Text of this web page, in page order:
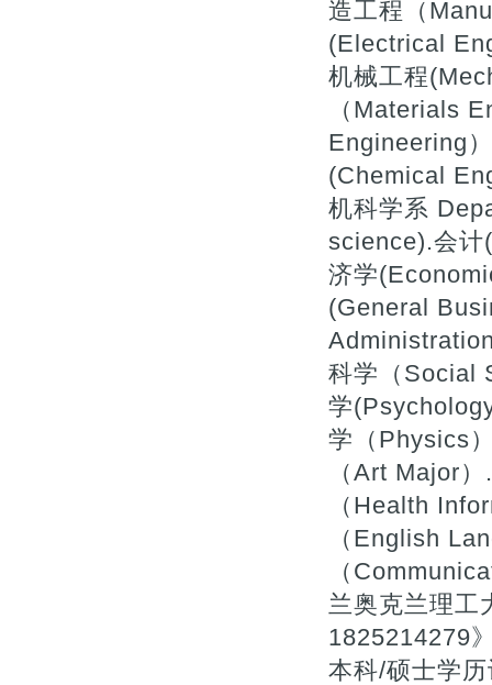
造工程（
(Electrical
机械工程
（Materials
Engineering
(Chemical
机科学系
science).会
济学
(General
科学（Social
学
学（Physics
（Art Major
（Health
（English
（
兰奥克兰理工
1825214279
本科/硕士学